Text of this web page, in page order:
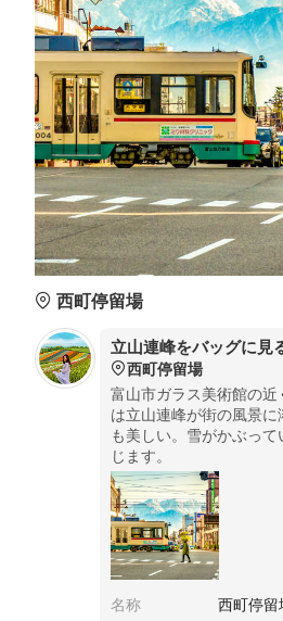
西町停留場
立山連峰をバッグに見
西町停留場
富山市ガラス美術館の
は立山連峰が街の風景
も美しい。雪がかぶっ
じます。
名称
西町停留